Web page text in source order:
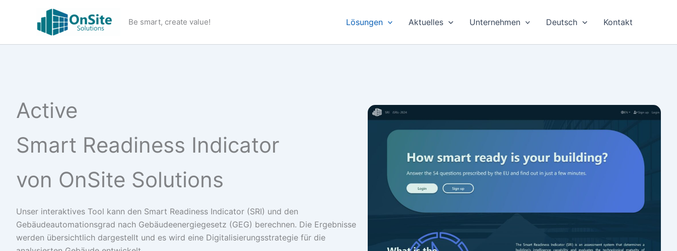
Be smart, create value! Lösungen Aktuelles Unternehmen Deutsch Kontakt
Active
Smart Readiness Indicator
von OnSite Solutions
Unser interaktives Tool kann den Smart Readiness Indicator (SRI) und den
Gebäudeautomationsgrad nach Gebäudeenergiegesetz (GEG) berechnen. Die Ergebnisse
werden übersichtlich dargestellt und es wird eine Digitalisierungsstrategie für die